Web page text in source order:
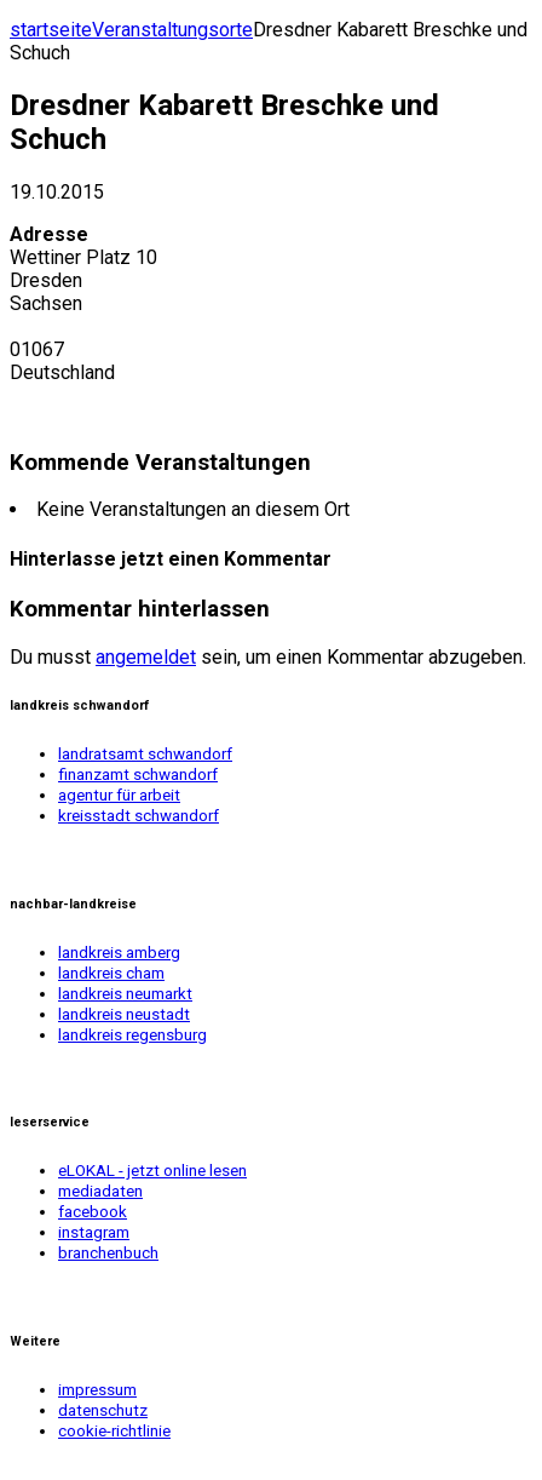
startseiteVeranstaltungsorteDresdner Kabarett Breschke und
Schuch
Dresdner Kabarett Breschke und
Schuch
19.10.2015
Adresse
Wettiner Platz 10
Dresden
Sachsen
01067
Deutschland
Kommende Veranstaltungen
Keine Veranstaltungen an diesem Ort
Hinterlasse jetzt einen Kommentar
Kommentar hinterlassen
Du musst angemeldet sein, um einen Kommentar abzugeben.
landkreis schwandorf
landratsamt schwandorf
finanzamt schwandorf
agentur für arbeit
kreisstadt schwandorf
nachbar-landkreise
landkreis amberg
landkreis cham
landkreis neumarkt
landkreis neustadt
landkreis regensburg
leserservice
eLOKAL - jetzt online lesen
mediadaten
facebook
instagram
branchenbuch
Weitere
impressum
datenschutz
cookie-richtlinie